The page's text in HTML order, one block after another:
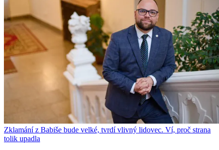
Zklamání z Babiše bude velké, tvrdí vlivný lidovec. Ví, proč strana
tolik upadla